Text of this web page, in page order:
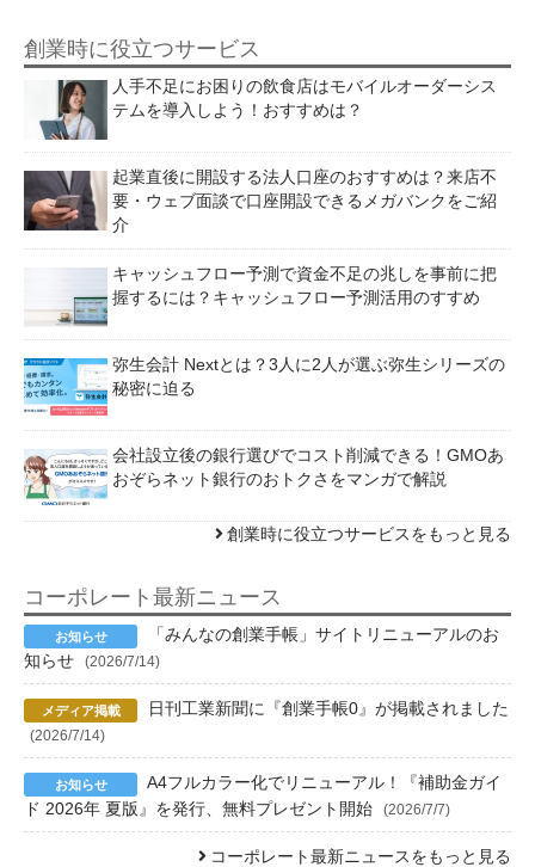
創業時に役立つサービス
人手不足にお困りの飲食店はモバイルオーダーシス
テムを導入しよう！おすすめは？
起業直後に開設する法人口座のおすすめは？来店不
要・ウェブ面談で口座開設できるメガバンクをご紹
介
キャッシュフロー予測で資金不足の兆しを事前に把
握するには？キャッシュフロー予測活用のすすめ
弥生会計 Nextとは？3人に2人が選ぶ弥生シリーズの
秘密に迫る
会社設立後の銀行選びでコスト削減できる！GMOあ
おぞらネット銀行のおトクさをマンガで解説
創業時に役立つサービスをもっと見る
コーポレート最新ニュース
「みんなの創業手帳」サイトリニューアルのお
知らせ
(2026/7/14)
日刊工業新聞に『創業手帳0』が掲載されました
(2026/7/14)
A4フルカラー化でリニューアル！『補助金ガイ
ド 2026年 夏版』を発行、無料プレゼント開始
(2026/7/7)
コーポレート最新ニュースをもっと見る